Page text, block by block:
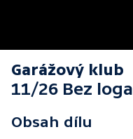
Garážový klub
11/26 Bez loga
Obsah dílu